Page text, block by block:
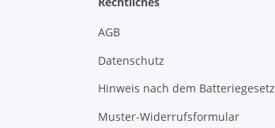
AGB
Datenschutz
Hinweis nach dem Batteriegesetz
Muster-Widerrufsformular